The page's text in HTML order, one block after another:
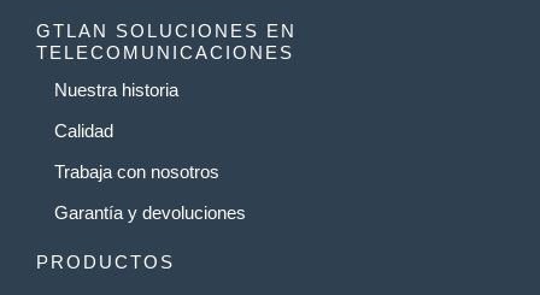
GTLAN SOLUCIONES EN
TELECOMUNICACIONES
Nuestra historia
Calidad
Trabaja con nosotros
Garantía y devoluciones
PRODUCTOS